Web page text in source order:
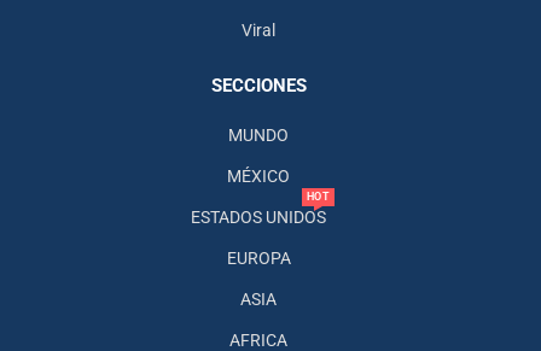
Viral
SECCIONES
MUNDO
MÉXICO
ESTADOS UNIDOS
HOT
EUROPA
ASIA
AFRICA